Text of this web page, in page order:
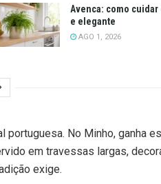
Avenca: como
e elegante
AGO 1, 2026
portuguesa. No Minho, ganha
em travessas largas,
exige.